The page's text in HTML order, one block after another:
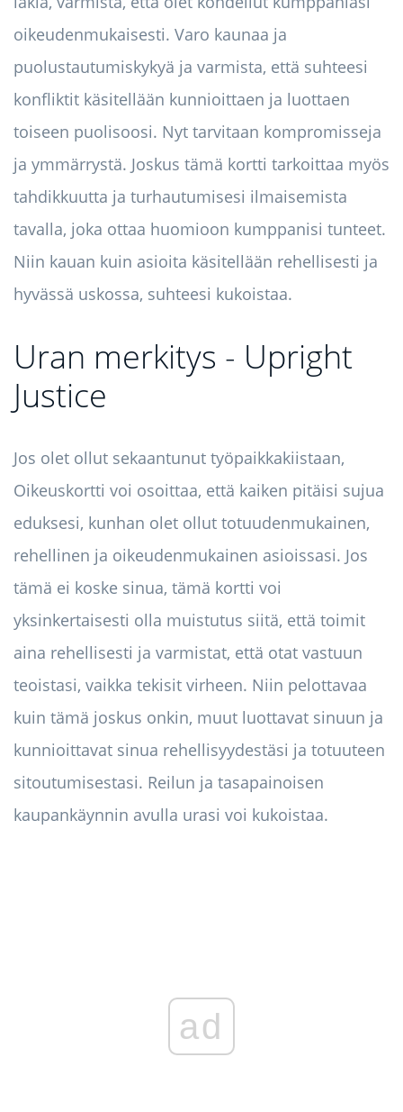
oikeudenmukaisesti. Varo kaunaa ja
puolustautumiskykyä ja varmista, että suhteesi
konfliktit käsitellään kunnioittaen ja luottaen
toiseen puolisoosi. Nyt tarvitaan kompromisseja
ja ymmärrystä. Joskus tämä kortti tarkoittaa myös
tahdikkuutta ja turhautumisesi ilmaisemista
tavalla, joka ottaa huomioon kumppanisi tunteet.
Niin kauan kuin asioita käsitellään rehellisesti ja
hyvässä uskossa, suhteesi kukoistaa.
Uran merkitys - Upright
Justice
Jos olet ollut sekaantunut työpaikkakiistaan,
Oikeuskortti voi osoittaa, että kaiken pitäisi sujua
eduksesi, kunhan olet ollut totuudenmukainen,
rehellinen ja oikeudenmukainen asioissasi. Jos
tämä ei koske sinua, tämä kortti voi
yksinkertaisesti olla muistutus siitä, että toimit
aina rehellisesti ja varmistat, että otat vastuun
teoistasi, vaikka tekisit virheen. Niin pelottavaa
kuin tämä joskus onkin, muut luottavat sinuun ja
kunnioittavat sinua rehellisyydestäsi ja totuuteen
sitoutumisestasi. Reilun ja tasapainoisen
kaupankäynnin avulla urasi voi kukoistaa.
ad